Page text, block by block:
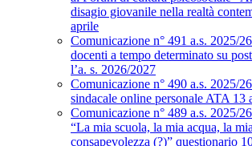
disagio giovanile nella realtà
aprile
Comunicazione n° 491 a.s. 2025/
docenti a tempo determinato su
l’a. s. 2026/2027
Comunicazione n° 490 a.s. 2025/
sindacale online personale ATA 13
Comunicazione n° 489 a.s. 2025/
“La mia scuola, la mia acqua, la
consapevolezza (?)” questionario